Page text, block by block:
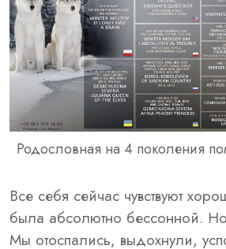
Родословная на 4 поколения
Все себя сейчас чувствуют
была абсолютно бессонной.
Мы отоспались, выдохнули,